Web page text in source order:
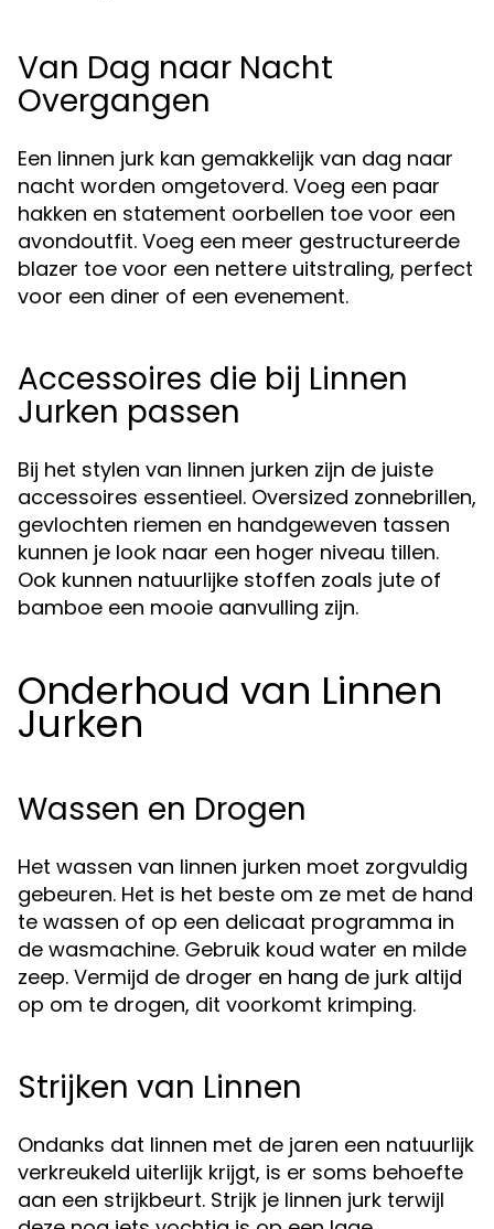
Van Dag naar Nacht
Overgangen
Een linnen jurk kan gemakkelijk van dag naar
nacht worden omgetoverd. Voeg een paar
hakken en statement oorbellen toe voor een
avondoutfit. Voeg een meer gestructureerde
blazer toe voor een nettere uitstraling, perfect
voor een diner of een evenement.
Accessoires die bij Linnen
Jurken passen
Bij het stylen van linnen jurken zijn de juiste
accessoires essentieel. Oversized zonnebrillen,
gevlochten riemen en handgeweven tassen
kunnen je look naar een hoger niveau tillen.
Ook kunnen natuurlijke stoffen zoals jute of
bamboe een mooie aanvulling zijn.
Onderhoud van Linnen
Jurken
Wassen en Drogen
Het wassen van linnen jurken moet zorgvuldig
gebeuren. Het is het beste om ze met de hand
te wassen of op een delicaat programma in
de wasmachine. Gebruik koud water en milde
zeep. Vermijd de droger en hang de jurk altijd
op om te drogen, dit voorkomt krimping.
Strijken van Linnen
Ondanks dat linnen met de jaren een natuurlijk
verkreukeld uiterlijk krijgt, is er soms behoefte
aan een strijkbeurt. Strijk je linnen jurk terwijl